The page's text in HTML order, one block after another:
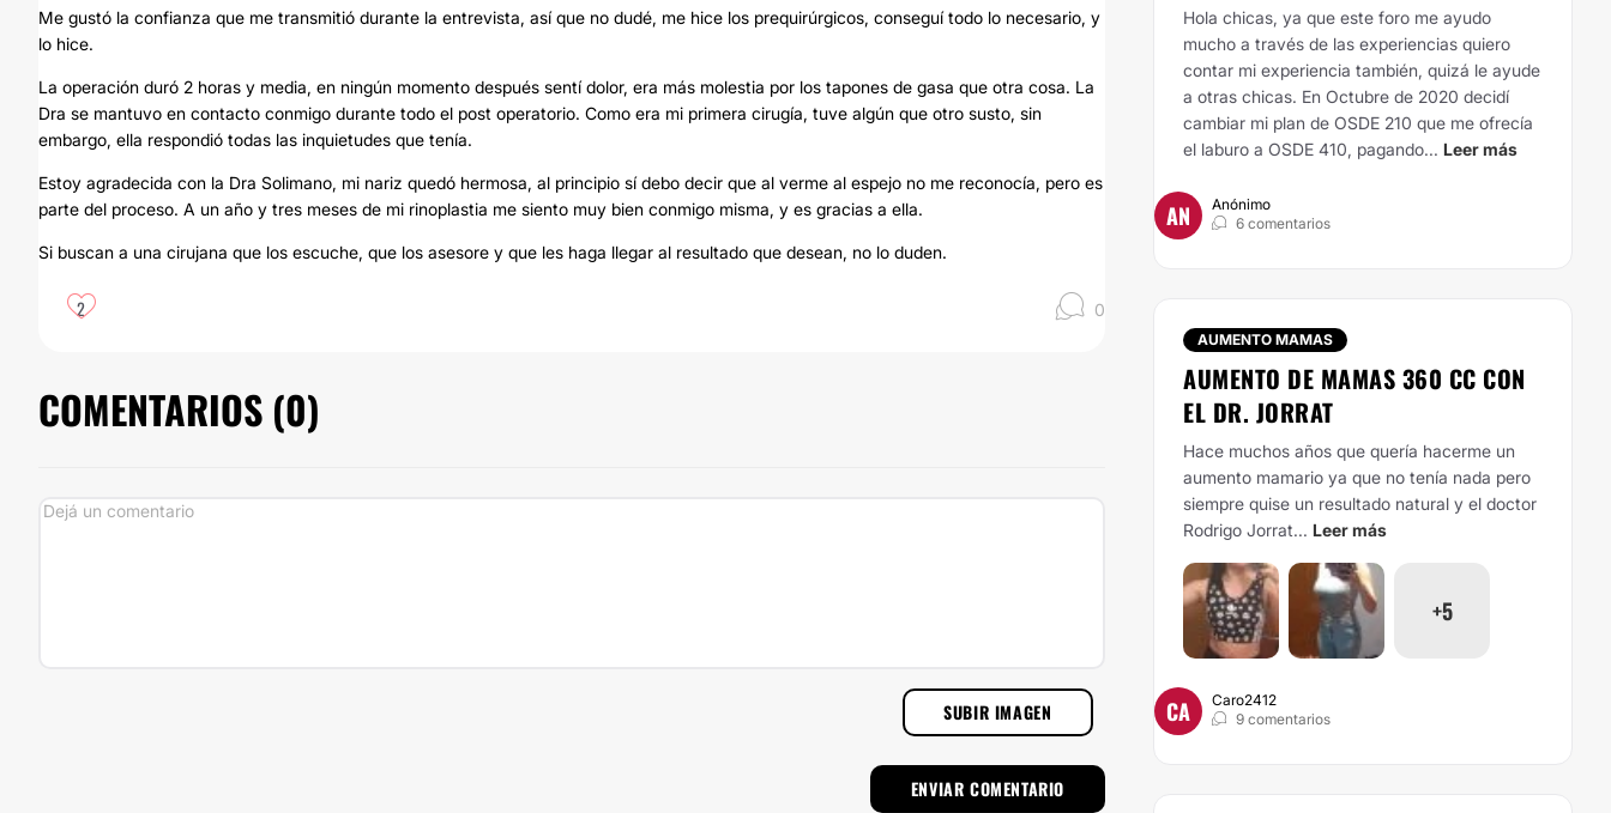
Me gustó la confianza que me transmitió durante la entrevista, así que no dudé, me hice los prequirúrgicos, conseguí todo lo necesario, y
lo hice.
La operación duró 2 horas y media, en ningún momento después sentí dolor, era más molestia por los tapones de gasa que otra cosa. La
Dra se mantuvo en contacto conmigo durante todo el post operatorio. Como era mi primera cirugía, tuve algún que otro susto, sin
embargo, ella respondió todas las inquietudes que tenía.
Estoy agradecida con la Dra Solimano, mi nariz quedó hermosa, al principio sí debo decir que al verme al espejo no me reconocía, pero es
parte del proceso. A un año y tres meses de mi rinoplastia me siento muy bien conmigo misma, y es gracias a ella.
Si buscan a una cirujana que los escuche, que los asesore y que les haga llegar al resultado que desean, no lo duden.
2 0
COMENTARIOS (0)
SUBIR IMAGEN
Hola chicas, ya que este foro me ayudo
mucho a través de las experiencias quiero
contar mi experiencia también, quizá le ayude
a otras chicas. En Octubre de 2020 decidí
cambiar mi plan de OSDE 210 que me ofrecía
el laburo a OSDE 410, pagando... Leer más
AN
Anónimo
6 comentarios
AUMENTO MAMAS
AUMENTO DE MAMAS 360 CC CON
EL DR. JORRAT
Hace muchos años que quería hacerme un
aumento mamario ya que no tenía nada pero
siempre quise un resultado natural y el doctor
Rodrigo Jorrat... Leer más
+5
CA
Caro2412
9 comentarios